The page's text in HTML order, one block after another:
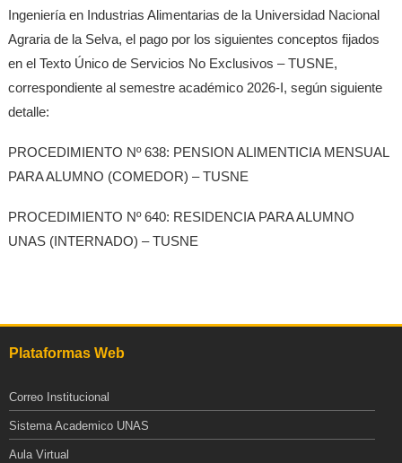
Ingeniería en Industrias Alimentarias de la Universidad Nacional
Agraria de la Selva, el pago por los siguientes conceptos fijados
en el Texto Único de Servicios No Exclusivos – TUSNE,
correspondiente al semestre académico 2026-I, según siguiente
detalle:
PROCEDIMIENTO Nº 638: PENSION ALIMENTICIA MENSUAL
PARA ALUMNO (COMEDOR) – TUSNE
PROCEDIMIENTO Nº 640: RESIDENCIA PARA ALUMNO
UNAS (INTERNADO) – TUSNE
Plataformas Web
Correo Institucional
Sistema Academico UNAS
Aula Virtual